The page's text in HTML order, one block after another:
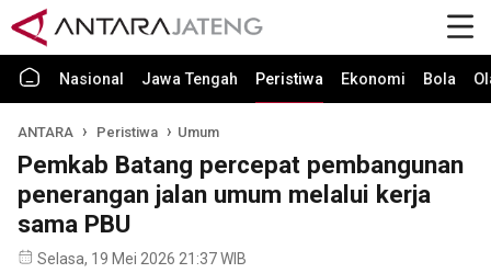
Nasional Jawa Tengah Peristiwa Ekonomi Bola
ANTARA Peristiwa Umum
Pemkab Batang percepat pembangunan
penerangan jalan umum melalui kerja
sama PBU
Selasa, 19 Mei 2026 21:37 WIB